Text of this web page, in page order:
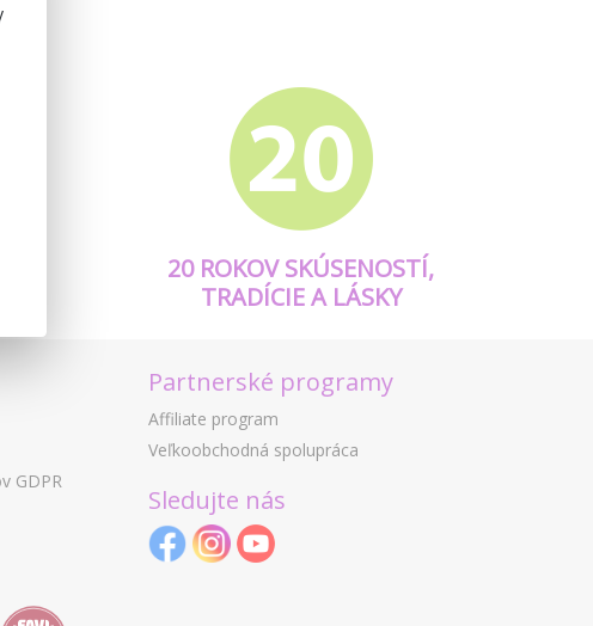
20 ROKOV SKÚSENOSTÍ,
TRADÍCIE A LÁSKY
GDPR
Partnerské programy
Affiliate program
Veľkoobchodná spolupráca
Sledujte nás